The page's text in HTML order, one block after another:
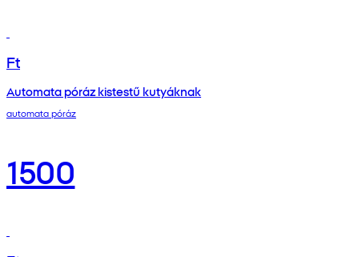
Ft
Automata póráz kistestű kutyáknak
automata póráz
1500